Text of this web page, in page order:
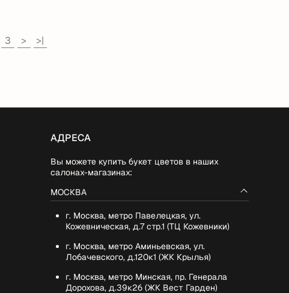
3 > >|
АДРЕСА
Вы можете купить букет цветов в наших
салонах-магазинах:
МОСКВА
г. Москва, метро Павелецкая, ул.
Кожевническая, д.7 стр.1 (ТЦ Кожевники)
г. Москва, метро Аминьевская, ул.
Лобачевского, д.120к1 (ЖК Крылья)
г. Москва, метро Минская, пр. Генерала
Дорохова, д.39к2б (ЖК Вест Гарден)